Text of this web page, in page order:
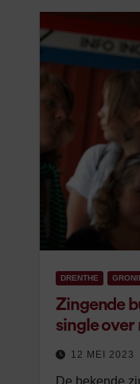
DRENTHE
Zingende
single over
12 MEI 2023
De bekende